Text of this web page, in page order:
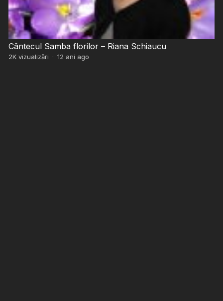
Cântecul Samba florilor – Riana Schiaucu
2Kvizualizări · 12 ani ago